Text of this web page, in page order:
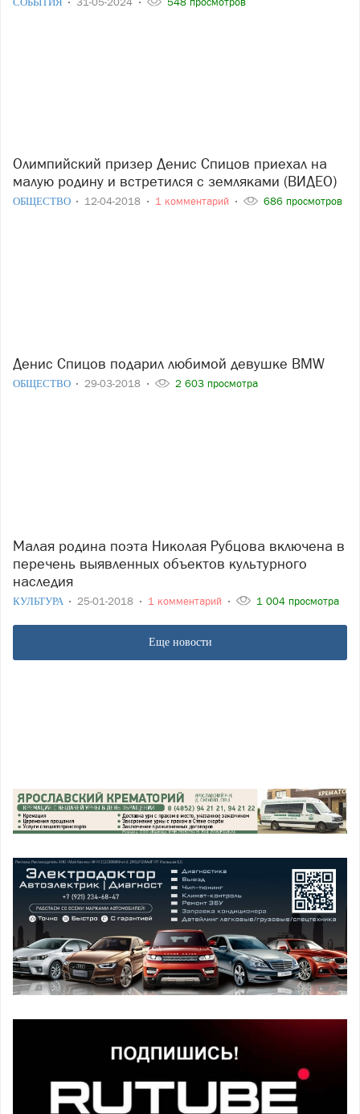
Олимпийский призер Денис Спицов приехал на
малую родину и встретился с земляками (ВИДЕО)
ОБЩЕСТВО 12-04-2018 1 комментарий 686 просмотров
Денис Спицов подарил любимой девушке ВMW
ОБЩЕСТВО 29-03-2018 2 603 просмотра
Малая родина поэта Николая Рубцова включена в
перечень выявленных объектов культурного
наследия
КУЛЬТУРА 25-01-2018 1 комментарий 1 004 просмотра
Еще новости